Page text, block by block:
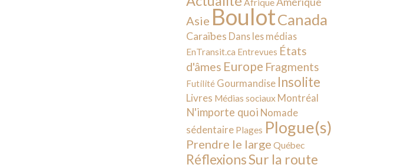
Afrique
Asie BoulotCanada
Caraïbes Dans les médias
EnTransit.ca Entrevues États
d'âmes Europe Fragments
Futilité Gourmandise Insolite
Livres Médias sociaux Montréal
N'importe quoi Nomade
sédentaire Plages Plogue(s)
Prendre le large Québec
RéflexionsSur la route